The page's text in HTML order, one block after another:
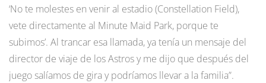
‘No te molestes en venir al estadio (Constellation Field),
vete directamente al Minute Maid Park, porque te
subimos’. Al trancar esa llamada, ya tenía un mensaje del
director de viaje de los Astros y me dijo que después del
juego salíamos de gira y podríamos llevar a la familia”.